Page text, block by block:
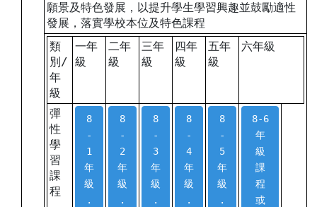
願景及特色發展，以提升學生學習興趣並鼓勵適性
發展，落實學校本位及特色課程
類
別/
年
級
一年
級
二年
級
三年
級
四年
級
五年
級
六年級
彈
性
學
習
課
程
8
-
1
年
級
.
8
-
2
年
級
.
8
-
3
年
級
.
8
-
4
年
級
.
8
-
5
年
級
.
8-6
年
級
課
程
或